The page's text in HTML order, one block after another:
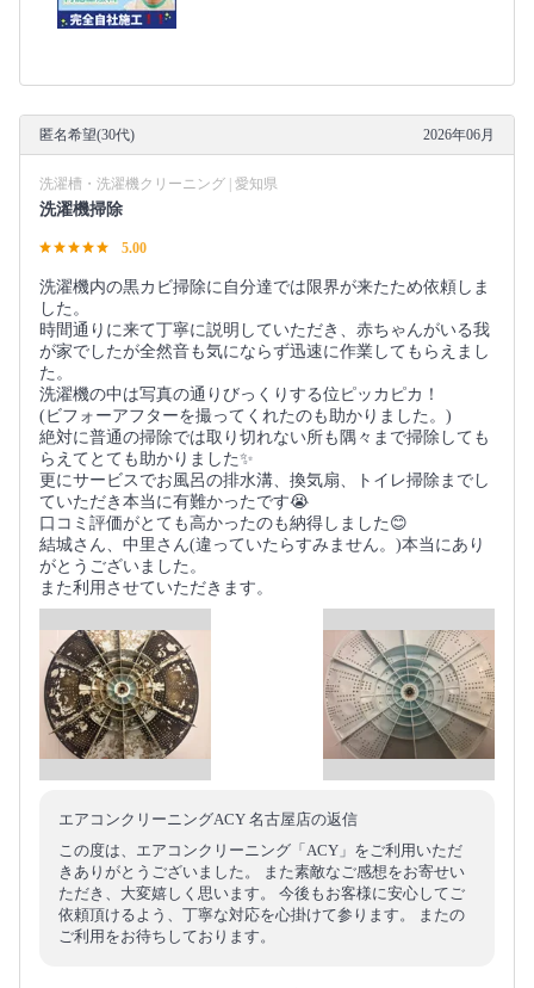
匿名希望(30代) 2026年06月
洗濯槽・洗濯機クリーニング | 愛知県
洗濯機掃除
5.00
洗濯機内の黒カビ掃除に自分達では限界が来たため依頼しま
した。
時間通りに来て丁寧に説明していただき、赤ちゃんがいる我
が家でしたが全然音も気にならず迅速に作業してもらえまし
た。
洗濯機の中は写真の通りびっくりする位ピッカピカ！
(ビフォーアフターを撮ってくれたのも助かりました。)
絶対に普通の掃除では取り切れない所も隅々まで掃除しても
らえてとても助かりました✨
更にサービスでお風呂の排水溝、換気扇、トイレ掃除までし
ていただき本当に有難かったです😭
口コミ評価がとても高かったのも納得しました😊
結城さん、中里さん(違っていたらすみません。)本当にあり
がとうございました。
また利用させていただきます。
エアコンクリーニングACY 名古屋店の返信
この度は、エアコンクリーニング「ACY」をご利用いただ
きありがとうございました。 また素敵なご感想をお寄せい
ただき、大変嬉しく思います。 今後もお客様に安心してご
依頼頂けるよう、丁寧な対応を心掛けて参ります。 またの
ご利用をお待ちしております。